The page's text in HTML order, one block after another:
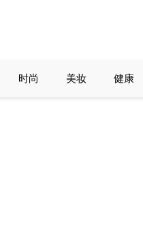
时尚 美妆 健康